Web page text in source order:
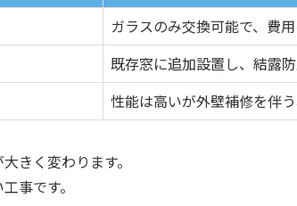
ガラスのみ交換可能で、費
既存窓に追加設置し、結露
性能は高いが外壁補修を伴
きく変わります。
事です。